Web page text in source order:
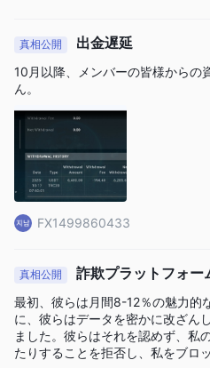
らに削減する可能性があります。
は、高度なチャートツール、カス
戦略との互換性で知られる人気の
ォームであるMetaTrader 5（MT5
デメリット：
入出金方法と手数料の透明性に制
連する手数料についての詳細な情
アントは口座への資金の供給や引
限られたカスタマーサポートチャ
サポートを提供していますが、ラ
どの追加のサポートチャネルがな
ディング時間中に問題を迅速に解
真相公開 出金遅延
10月以降、メンバーの皆様からの
ん。
FX1499860433
真相公開
詐欺プラットフォー
謳っていますが、すべてが嘘
最初、彼らは月間8-12％の魅力的
に、彼らはデータを密かに改ざん
ました。彼らはそれを認めず、私
たりすることを拒否し、私をブロ